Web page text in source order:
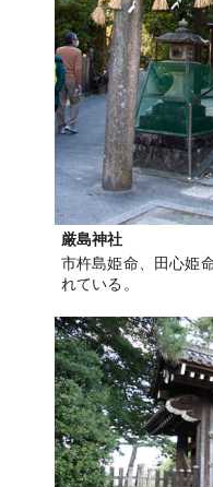
厳島神社
市杵島姫命、田心姫
れている。